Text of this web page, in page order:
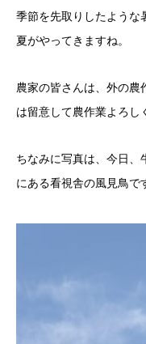
季節を先取りしたような
夏がやってきますね。
農家の皆さんは、外の農
は留意して農作業よろし
ちなみに写真は、今日、
にある看視舎の風見鳥で